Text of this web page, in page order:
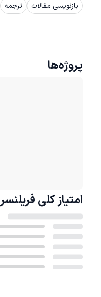
بازنویسی مقالات ترجمه
پروژه‌ها
امتیاز کلی فریلنسر